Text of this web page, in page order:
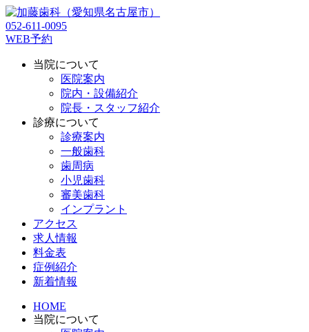
052-611-0095
WEB予約
当院について
医院案内
院内・設備紹介
院長・スタッフ紹介
診療について
診療案内
一般歯科
歯周病
小児歯科
審美歯科
インプラント
アクセス
求人情報
料金表
症例紹介
新着情報
HOME
当院について